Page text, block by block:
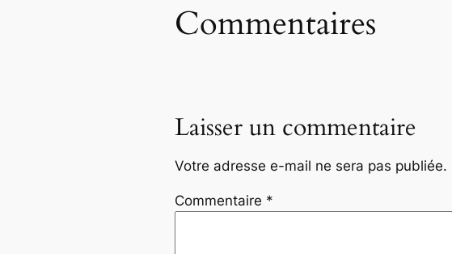
Commentaires
Laisser un commentaire
Votre adresse e-mail ne sera pas publiée.
Commentaire *